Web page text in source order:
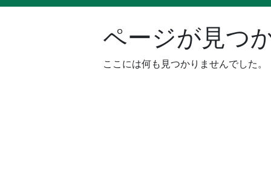
ページが見つ
ここには何も見つかりませんでした。